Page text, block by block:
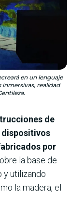
en un lenguaje
realidad
de
dispositivos
por
la base de
y utilizando
la madera, el